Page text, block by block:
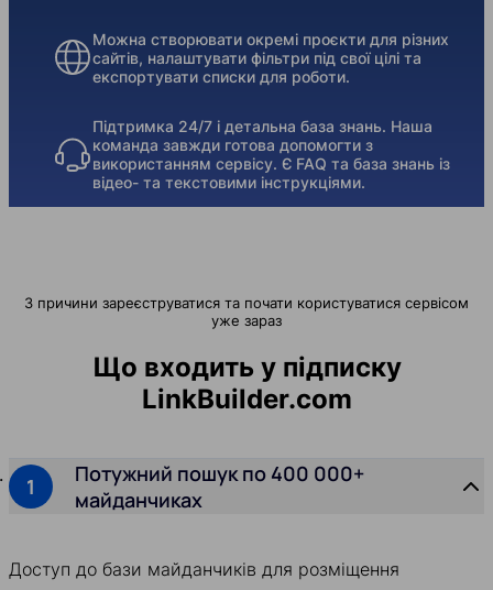
Можна створювати окремі проєкти для різних
сайтів, налаштувати фільтри під свої цілі та
експортувати списки для роботи.
Підтримка 24/7 і детальна база знань. Наша
команда завжди готова допомогти з
використанням сервісу. Є FAQ та база знань із
відео- та текстовими інструкціями.
3 причини зареєструватися та почати користуватися сервісом
уже зараз
Що входить у підписку
LinkBuilder.com
Потужний пошук по 400 000+
майданчиках
Доступ до бази майданчиків для розміщення